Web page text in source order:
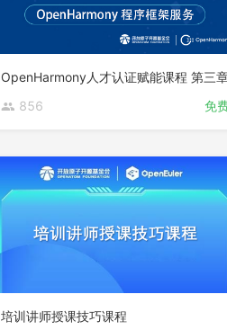
OpenHarmony人才认证赋能课程 第三
856
免
培训讲师授课技巧课程